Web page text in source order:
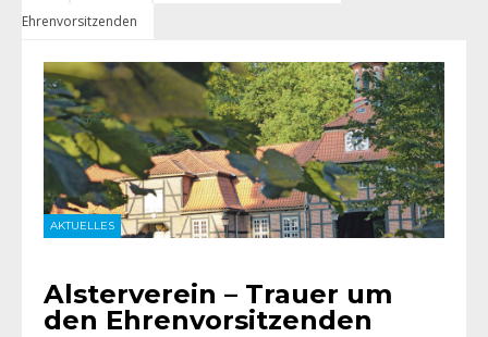
Ehrenvorsitzenden
AKTUELLES
Alsterverein – Trauer um
den Ehrenvorsitzenden